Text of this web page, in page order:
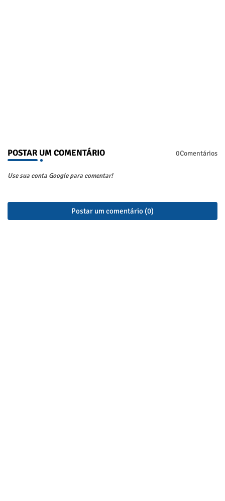
POSTAR UM COMENTÁRIO 0Comentários
Use sua conta Google para comentar!
Postar um comentário (0)